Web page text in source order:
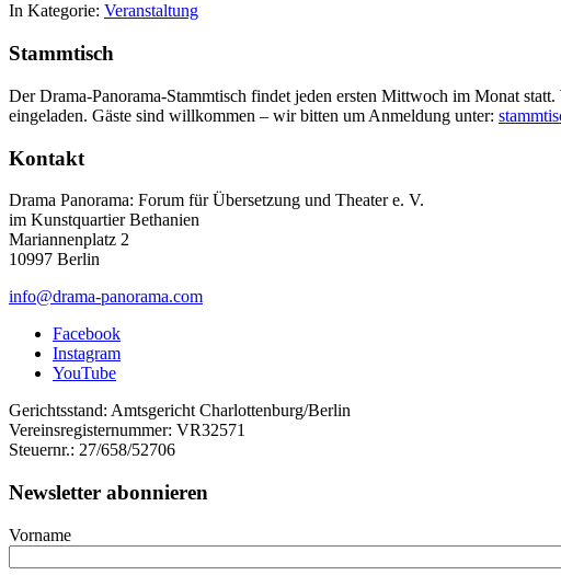
In Kategorie: Veranstaltung
Stammtisch
Der Drama-Panorama-Stammtisch findet jeden ersten Mittwoch im Monat
eingeladen. Gäste sind willkommen – wir bitten um Anmeldung unter:
Kontakt
Drama Panorama: Forum für Übersetzung und Theater e. V.
im Kunstquartier Bethanien
Mariannenplatz 2
10997 Berlin
info@drama-panorama.com
Facebook
Instagram
YouTube
Gerichtsstand: Amtsgericht Charlottenburg/Berlin
Vereinsregisternummer: VR32571
Steuernr.: 27/658/52706
Newsletter abonnieren
Vorname